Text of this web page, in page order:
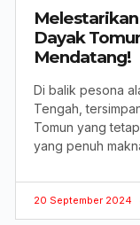
Dayak
Mendatang!
Di balik pesona
Tengah,
Tomun yang
yang penuh
20 September 2024